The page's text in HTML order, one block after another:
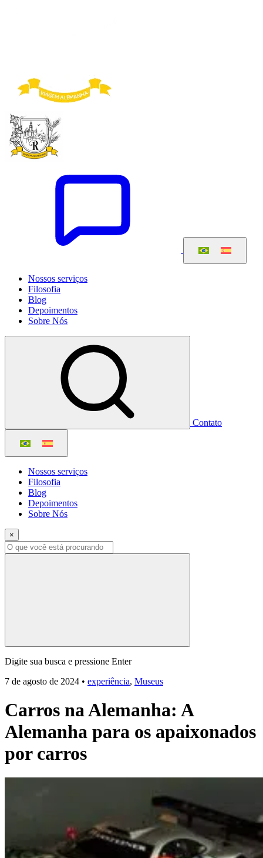
Nossos serviços
Filosofia
Blog
Depoimentos
Sobre Nós
Contato
Nossos serviços
Filosofia
Blog
Depoimentos
Sobre Nós
×
Digite sua busca e pressione Enter
7 de agosto de 2024 • experiência, Museus
Carros na Alemanha: A
Alemanha para os apaixonados
por carros